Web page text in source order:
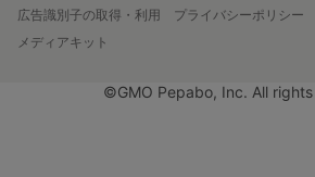
広告識別子の取得・利用
プライバシーポリシー
メディアキット
©GMO Pepabo, Inc. All